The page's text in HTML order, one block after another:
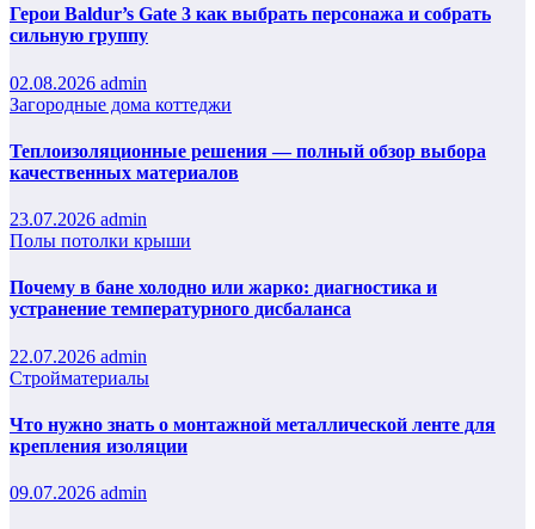
Герои Baldur’s Gate 3 как выбрать персонажа и собрать
сильную группу
02.08.2026 admin
Загородные дома коттеджи
Теплоизоляционные решения — полный обзор выбора
качественных материалов
23.07.2026 admin
Полы потолки крыши
Почему в бане холодно или жарко: диагностика и
устранение температурного дисбаланса
22.07.2026 admin
Стройматериалы
Что нужно знать о монтажной металлической ленте для
крепления изоляции
09.07.2026 admin